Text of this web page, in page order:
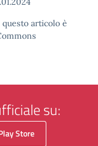
articolo è
su:
Store